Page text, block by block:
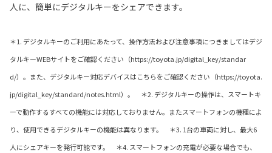
人に、簡単にデジタルキーをシェアできます。
＊1. デジタルキーのご利用にあたって、操作方法および注意事項につきましてはデジ
タルキーWEBサイトをご確認ください（https://toyota.jp/digital_key/standar
d/）。また、デジタルキー対応デバイスはこちらをご確認ください（https://toyota.
jp/digital_key/standard/notes.html）。 ＊2. デジタルキーの操作は、スマートキ
ーで動作するすべての機能には対応しておりません。またスマートフォンの機種によ
り、使用できるデジタルキーの機能は異なります。 ＊3. 1台の車両に対し、最大6
人にシェアキーを発行可能です。 ＊4. スマートフォンの充電が必要な場合でも、